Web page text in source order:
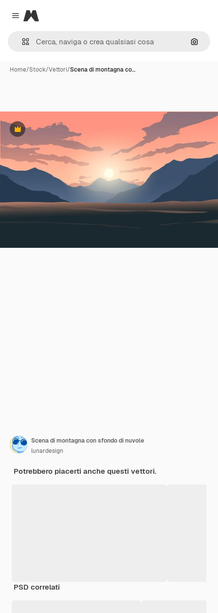
Close menu
Magnific
Cerca
Home/Stock/Vettori/Scena di montagna co…
Premium
Scena di montagna con sfondo di nuvole
lunardesign
Potrebbero piacerti anche questi vettori.
PSD correlati